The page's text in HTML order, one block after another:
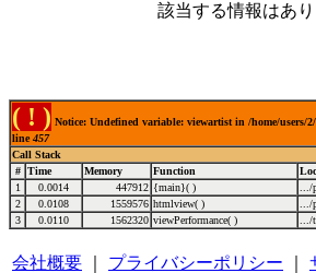
該当する情報はあ
( ! ) Notice: Undefined variable: viewartist in /home/
line457
Call Stack
# Time Memory Function
1
0.0014 447912 {main}( )
2
0.0108 1559576 htmlview( )
3
0.0110 1562320 viewPerformance( )
会社概要 プライバシーポリシー